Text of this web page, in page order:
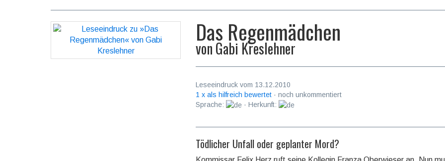
Das Regenmädchen
vonGabi Kreslehner
Leseeindruck vom 13.12.2010
1 x als hilfreich bewertet · noch unkommentiert
Sprache:
· Herkunft:
Tödlicher Unfall oder geplanter Mord?